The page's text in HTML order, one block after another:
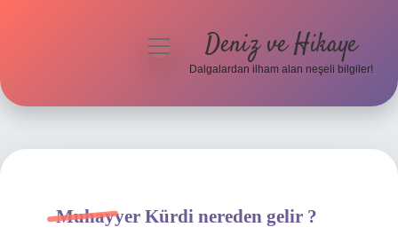
Hakkımızda
menüyü
Deniz ve Hikaye
Dalgalardan ilham alan neşeli bilgiler!
Muhayyer Kürdi nereden gelir ?